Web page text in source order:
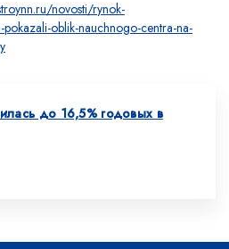
novosti/rynok-
oblik-nauchnogo-centra-na-
до 16,5% годовых в